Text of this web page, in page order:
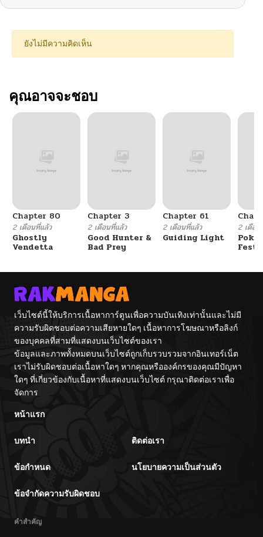
ยังไม่มีความคิดเห็น
คุณอาจจะชอบ
Chapter 80
2 เดือนที่แล้ว
Ghostly
Vendetta
Chapter 3
2 เดือนที่แล้ว
Good Hunter &
Bad Prey
Chapter 61
2 เดือนที่แล้ว
Guiding Light
2 เดือน
เว็บไซต์นี้ให้บริการเนื้อหาการ์ตูนเพื่อความบันเทิงเท่านั้นและไม่มี
ความรับผิดชอบต่อความเสียหายใดๆ เนื้อหาการโฆษณาหรือลิงก์
ของบุคคลที่สามที่แสดงบนเว็บไซต์ของเรา
ข้อมูลและภาพทั้งหมดบนเว็บไซต์ถูกเก็บรวบรวมจากอินเทอร์เน็ต
เราไม่รับผิดชอบต่อเนื้อหาใดๆ หากคุณหรือองค์กรของคุณมีปัญหา
ใดๆ ที่เกี่ยวข้องกับเนื้อหาที่แสดงบนเว็บไซต์ กรุณาติดต่อเราเพื่อ
จัดการ
หน้าแรก
บทนำ ติดต่อเรา
ข้อกำหนด นโยบายความเป็นส่วนตัว
ข้อจำกัดความรับผิดชอบ
คำสำคัญ